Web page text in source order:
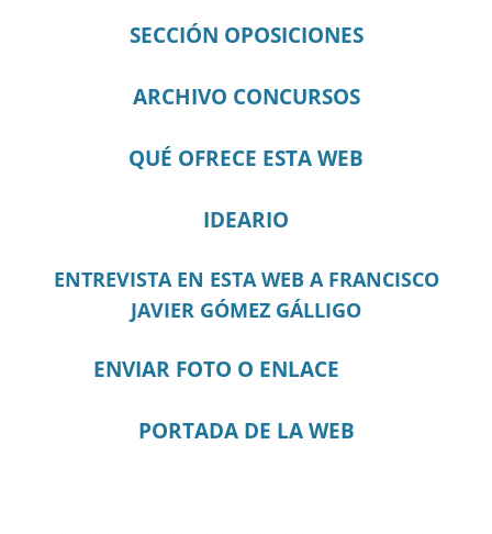
SECCIÓN OPOSICIONES
ARCHIVO CONCURSOS
QUÉ OFRECE ESTA WEB
IDEARIO
ENTREVISTA EN ESTA WEB A FRANCISCO
JAVIER GÓMEZ GÁLLIGO
ENVIAR FOTO O ENLACE
PORTADA DE LA WEB